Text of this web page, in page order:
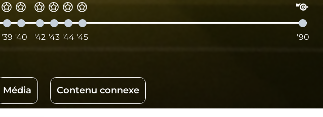
'39 '40 '42 '43 '44 '45 '90
Média Contenu connexe